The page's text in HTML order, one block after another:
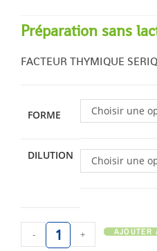
Préparation sans
FACTEUR THYMIQUE
FORME Choisir une
DILUTION Choisir une
- + AJOUTER